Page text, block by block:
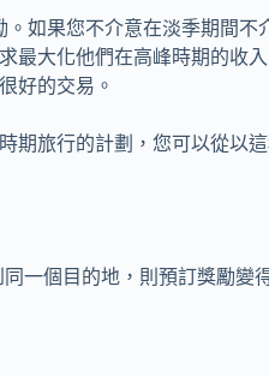
如果您不介意在淡季期間不
最大化他們在高峰時期的收
好的交易。
期旅行的計劃，您可以從以
一個目的地，則預訂獎勵變